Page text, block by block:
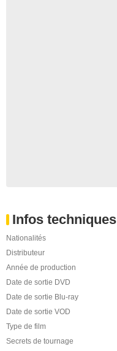
Infos techniques
Nationalités
Distributeur
Année de production
Date de sortie DVD
Date de sortie Blu-ray
Date de sortie VOD
Type de film
Secrets de tournage